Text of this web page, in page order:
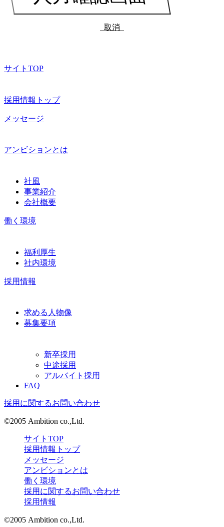
取消
サイトTOP
採用情報トップ
メッセージ
アンビションとは
社風
事業紹介
会社概要
働く環境
福利厚生
社内環境
採用情報
求める人物像
募集要項
新卒採用
中途採用
アルバイト採用
FAQ
採用に関するお問い合わせ
©2005 Ambition co.,Ltd.
サイトTOP
採用情報トップ
メッセージ
アンビションとは
働く環境
採用に関するお問い合わせ
採用情報
©2005 Ambition co.,Ltd.